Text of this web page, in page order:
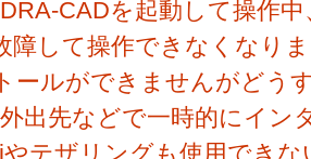
DRA-CADを起動して操作
障して操作できなくなり
ールができませんがどう
外出先などで一時的にイン
やテザリングも使用でき